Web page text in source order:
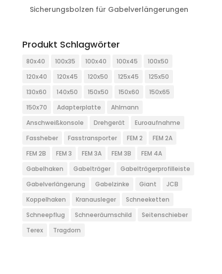
Sicherungsbolzen für Gabelverlängerungen
Produkt Schlagwörter
80x40 100x35 100x40 100x45
100x50
120x40
120x45 120x50 125x45
125x50
130x60
140x50 150x50 150x60
150x65
150x70
Adapterplatte
Ahlmann
Anschweißkonsole
Drehgerät
Euroaufnahme
Fassheber
Fasstransporter FEM 2
FEM 2A
FEM 2B
FEM 3 FEM 3A FEM 3B
FEM 4A
Gabelhaken
Gabelträger
Gabelträgerprofilleiste
Gabelverlängerung
Gabelzinke Giant
JCB
Koppelhaken
Kranausleger
Schneeketten
Schneepflug
Schneeräumschild
Seitenschieber
Terex
Tragdorn